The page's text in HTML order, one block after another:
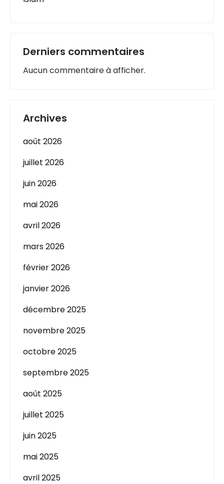
Derniers commentaires
Aucun commentaire à afficher.
Archives
août 2026
juillet 2026
juin 2026
mai 2026
avril 2026
mars 2026
février 2026
janvier 2026
décembre 2025
novembre 2025
octobre 2025
septembre 2025
août 2025
juillet 2025
juin 2025
mai 2025
avril 2025